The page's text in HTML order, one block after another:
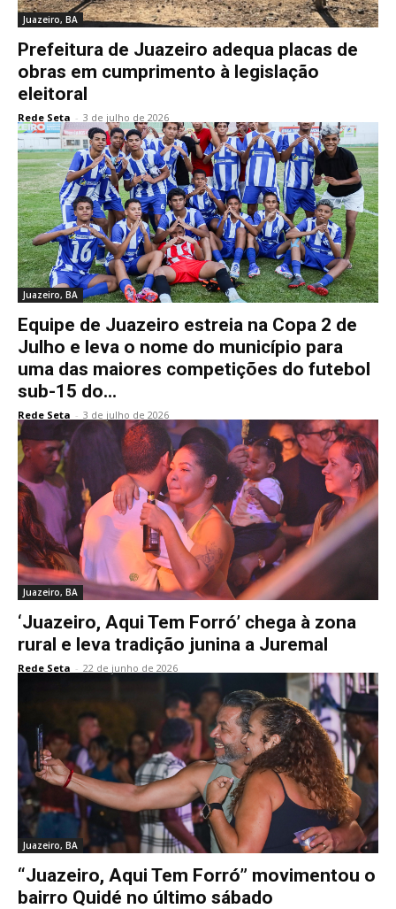
Juazeiro, BA
Prefeitura de Juazeiro adequa placas de
obras em cumprimento à legislação
eleitoral
Rede Seta - 3 de julho de 2026
Juazeiro, BA
Equipe de Juazeiro estreia na Copa 2 de
Julho e leva o nome do município para
uma das maiores competições do futebol
sub-15 do...
Rede Seta - 3 de julho de 2026
Juazeiro, BA
‘Juazeiro, Aqui Tem Forró’ chega à zona
rural e leva tradição junina a Juremal
Rede Seta - 22 de junho de 2026
Juazeiro, BA
“Juazeiro, Aqui Tem Forró” movimentou o
bairro Quidé no último sábado